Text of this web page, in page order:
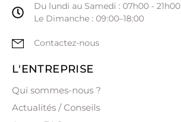
Du lundi au Samedi : 07h00 - 21h00
Le Dimanche : 09:00–18:00
Contactez-nous
L'ENTREPRISE
Qui sommes-nous ?
Actualités / Conseils